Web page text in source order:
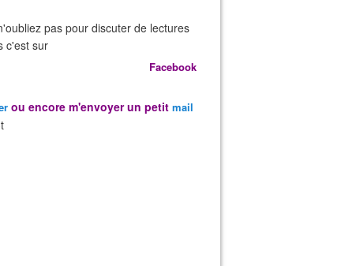
pas pour discuter de lectures
c'est sur
Facebook
ou encore m'envoyer un petit mail